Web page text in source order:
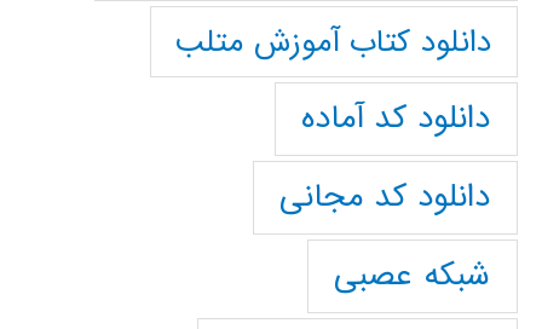
دانلود کتاب آموزش متلب
دانلود کد آماده
دانلود کد مجانی
شبکه عصبی